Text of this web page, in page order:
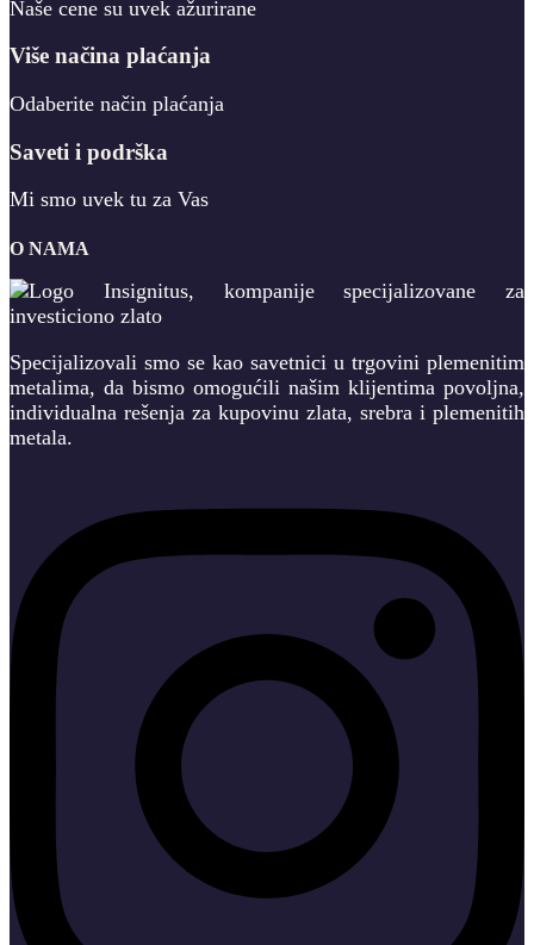
Naše cene su uvek ažurirane
Više načina plaćanja
Odaberite način plaćanja
Saveti i podrška
Mi smo uvek tu za Vas
O NAMA
Specijalizovali smo se kao savetnici u trgovini plemenitim
metalima, da bismo omogućili našim klijentima povoljna,
individualna rešenja za kupovinu zlata, srebra i plemenitih
metala.